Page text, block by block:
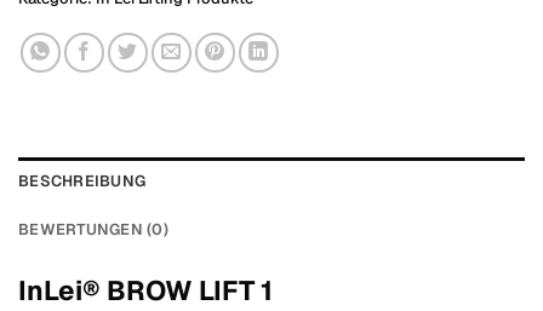
BESCHREIBUNG
BEWERTUNGEN (0)
InLei® BROW LIFT 1